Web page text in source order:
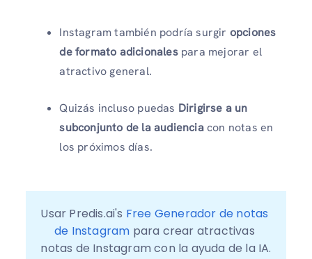
Instagram también podría surgir opciones
de formato adicionales para mejorar el
atractivo general.
Quizás incluso puedas Dirigirse a un
subconjunto de la audienciacon notas en
los próximos días.
Usar Predis.ai's Free Generador de notas
de Instagram para crear atractivas
notas de Instagram con la ayuda de la IA.